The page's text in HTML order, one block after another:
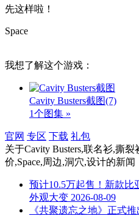
先这样啦！
Space
我想了解这个游戏：
Cavity Busters截图(7)
1个图集 »
官网 专区 下载 礼包
关于Cavity Busters,联名衫,撕
价,Space,周边,洞穴,设计的新闻
预计10.5万起售！新款比
外观大变 2026-08-09
《共聚遗忘之地》正式